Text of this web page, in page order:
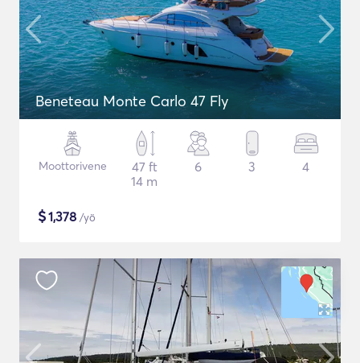
Beneteau Monte Carlo 47 Fly
Moottorivene
47 ft
14 m
6 3 4
$1,378 /yö